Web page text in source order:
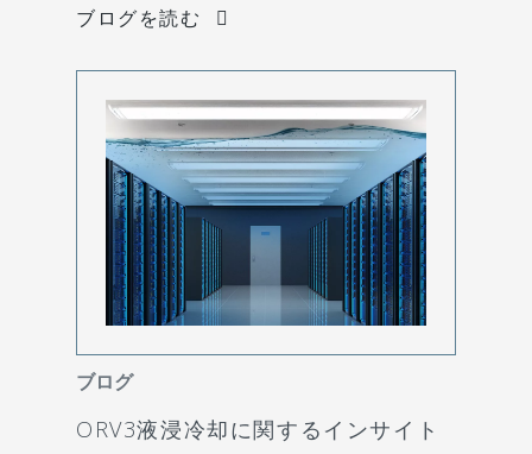
ブログを読む
ブログ
ORV3液浸冷却に関するインサイト